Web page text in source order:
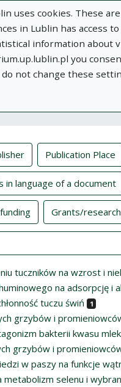
uses cookies. These
in Lublin has access
information about
you
not change these
Add publication About
Publication Place
in language of a document
Grants/
tuczników na wzrost i
na adsorpcję i
tuczu świń 1
grzybów i
bakterii kwasu
grzybów i
w paszy na funkcje
selenu i